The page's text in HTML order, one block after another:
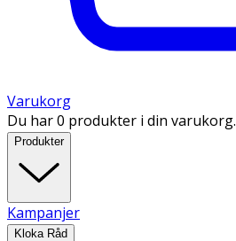
Varukorg
Du har 0 produkter i din varukorg.
Produkter
Kampanjer
Kloka Råd